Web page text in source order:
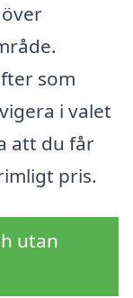
som
i valet
att du får
pris.
utan